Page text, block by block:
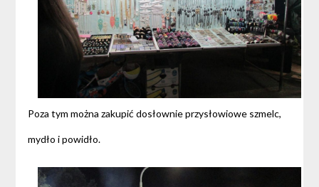
Poza tym można zakupić dosłownie przysłowiowe szmelc,
mydło i powidło.